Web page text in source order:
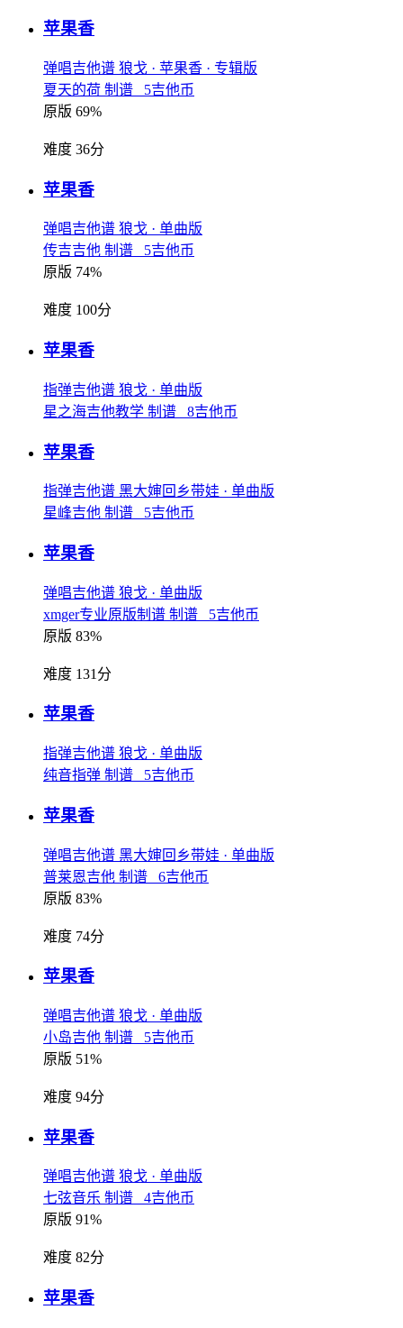
苹果香
弹唱吉他谱 狼戈 · 苹果香 · 专辑版
夏天的荷 制谱 5吉他币
原版 69%
难度 36分
苹果香
弹唱吉他谱 狼戈 · 单曲版
传吉吉他 制谱 5吉他币
原版 74%
难度 100分
苹果香
指弹吉他谱 狼戈 · 单曲版
星之海吉他教学 制谱 8吉他币
苹果香
指弹吉他谱 黑大婶回乡带娃 · 单曲版
星峰吉他 制谱 5吉他币
苹果香
弹唱吉他谱 狼戈 · 单曲版
xmger专业原版制谱 制谱 5吉他币
原版 83%
难度 131分
苹果香
指弹吉他谱 狼戈 · 单曲版
纯音指弹 制谱 5吉他币
苹果香
弹唱吉他谱 黑大婶回乡带娃 · 单曲版
普莱恩吉他 制谱 6吉他币
原版 83%
难度 74分
苹果香
弹唱吉他谱 狼戈 · 单曲版
小岛吉他 制谱 5吉他币
原版 51%
难度 94分
苹果香
弹唱吉他谱 狼戈 · 单曲版
七弦音乐 制谱 4吉他币
原版 91%
难度 82分
苹果香